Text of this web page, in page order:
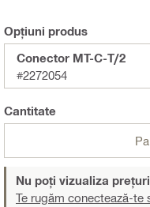
Opțiuni produs
Conector MT-C-T/2
#2272054
Cantitate
Nu poți vizualiza
Te rugăm conectează-te